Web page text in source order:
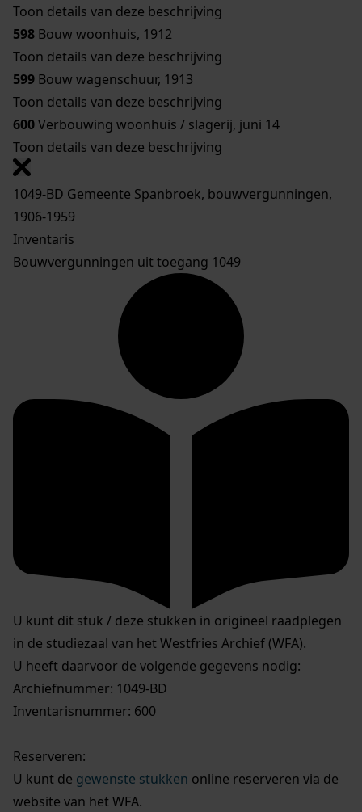
Toon details van deze beschrijving
598 Bouw woonhuis, 1912
Toon details van deze beschrijving
599 Bouw wagenschuur, 1913
Toon details van deze beschrijving
600Verbouwing woonhuis / slagerij, juni 14
Toon details van deze beschrijving
1049-BD Gemeente Spanbroek, bouwvergunningen,
1906-1959
Inventaris
Bouwvergunningen uit toegang 1049
U kunt dit stuk / deze stukken in origineel raadplegen
in de studiezaal van het Westfries Archief (WFA).
U heeft daarvoor de volgende gegevens nodig:
Archiefnummer: 1049-BD
Inventarisnummer: 600
Reserveren:
U kunt de gewenste stukken online reserveren via de
website van het WFA.